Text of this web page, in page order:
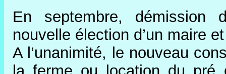
En septembre, démission
nouvelle élection d’un maire
A l’unanimité, le nouveau